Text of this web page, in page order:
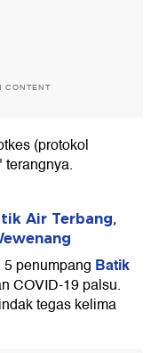
CONTENT
(protokol
terangnya.
Air Terbang,
penumpang Batik
COVID-19 palsu.
tegas kelima